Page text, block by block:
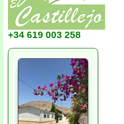
+34 619 003 258